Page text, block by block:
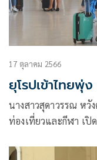
17 ตุลาคม 2566
ยุโรปเข้าไทยพุ่
นางสาวสุดาวรรณ หวั
ท่องเที่ยวและกีฬา เปิ